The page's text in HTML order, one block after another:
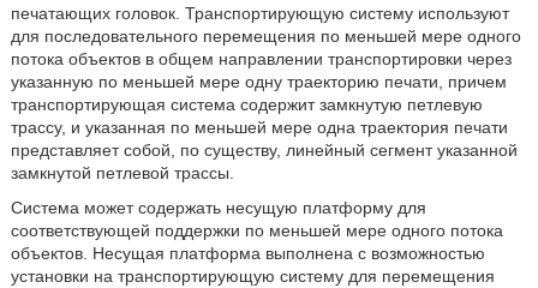
печатающих головок. Транспортирующую систему используют
для последовательного перемещения по меньшей мере одного
потока объектов в общем направлении транспортировки через
указанную по меньшей мере одну траекторию печати, причем
транспортирующая система содержит замкнутую петлевую
трассу, и указанная по меньшей мере одна траектория печати
представляет собой, по существу, линейный сегмент указанной
замкнутой петлевой трассы.
Система может содержать несущую платформу для
соответствующей поддержки по меньшей мере одного потока
объектов. Несущая платформа выполнена с возможностью
установки на транспортирующую систему для перемещения